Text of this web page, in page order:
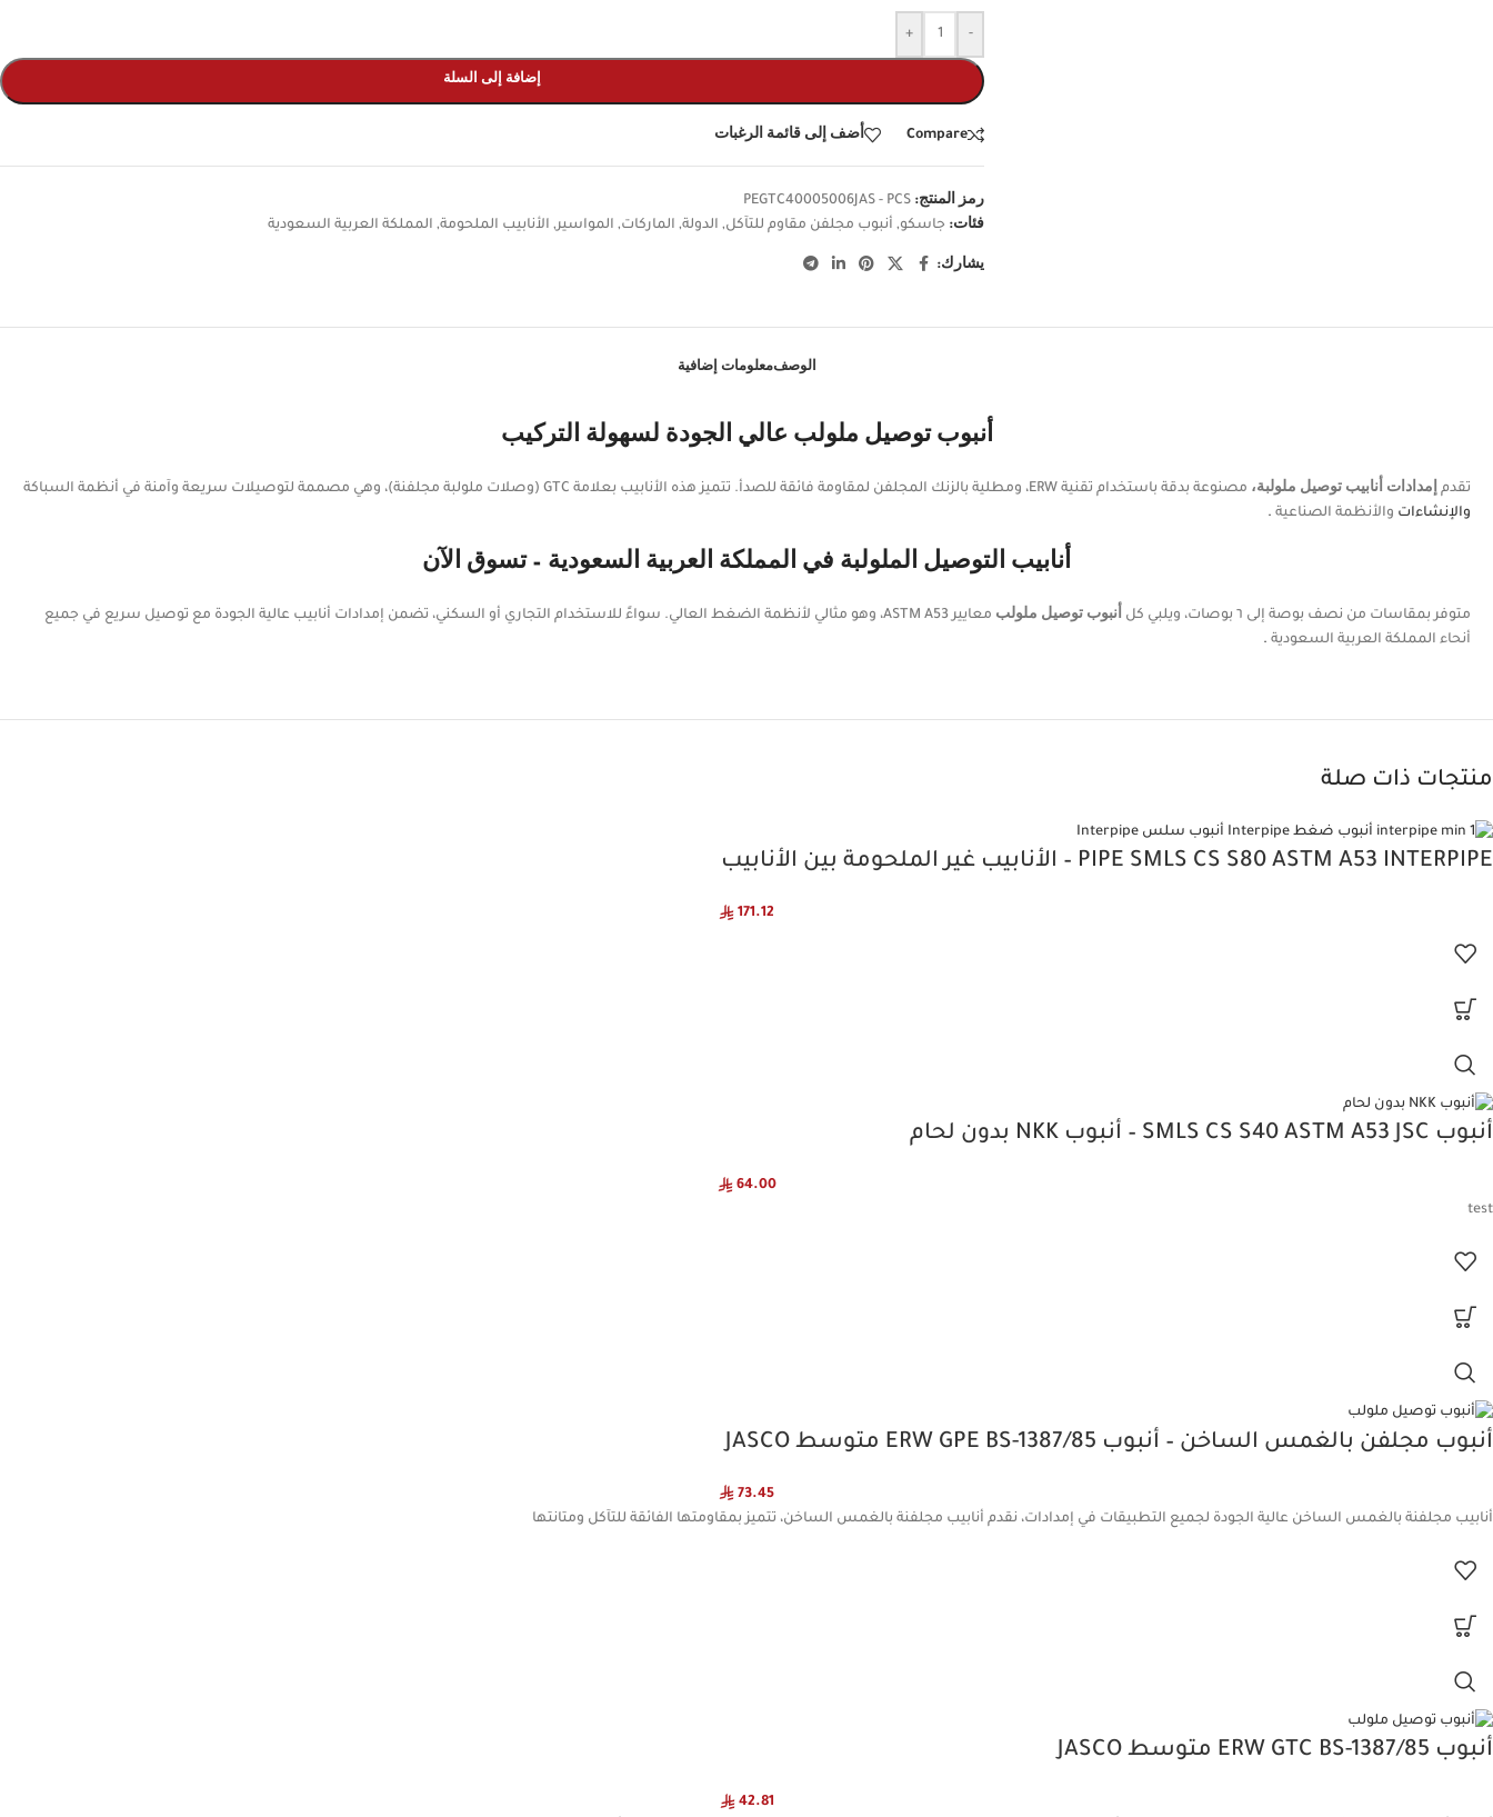
-
+
إضافة إلى السلة
Compare أضف إلى قائمة الرغبات
رمز المنتج: PEGTC40005006JAS - PCS
فئات: جاسكو, أنبوب مجلفن مقاوم للتآكل, الدولة, الماركات, المواسير, الأنابيب الملحومة, المملكة العربية السعودية
يشارك:
الوصفمعلومات إضافية
أنبوب توصيل ملولب عالي الجودة لسهولة التركيب
تقدم إمدادات أنابيب توصيل ملولبة، مصنوعة بدقة باستخدام تقنية ERW، ومطلية بالزنك المجلفن لمقاومة فائقة للصدأ. تتميز هذه الأنابيب بعلامة GTC (وصلات ملولبة مجلفنة)، وهي مصممة لتوصيلات سريعة وآمنة في أنظمة السباكة
والإنشاءات والأنظمة الصناعية .
أنابيب التوصيل الملولبة في المملكة العربية السعودية – تسوق الآن
متوفر بمقاسات من نصف بوصة إلى ٦ بوصات، ويلبي كل أنبوب توصيل ملولب
معايير ASTM A53، وهو مثالي لأنظمة الضغط العالي. سواءً للاستخدام التجاري أو السكني، تضمن إمدادات أنابيب عالية الجودة مع توصيل سريع في جميع
أنحاء المملكة العربية السعودية .
منتجات ذات صلة
PIPE SMLS CS S80 ASTM A53 INTERPIPE – الأنابيب غير الملحومة بين الأنابيب
171.12
أنبوب SMLS CS S40 ASTM A53 JSC – أنبوب NKK بدون لحام
64.00
test
أنبوب مجلفن بالغمس الساخن – أنبوب ERW GPE BS-1387/85 متوسط JASCO
73.45
أنابيب مجلفنة بالغمس الساخن عالية الجودة لجميع التطبيقات في إمدادات، نقدم أنابيب مجلفنة بالغمس الساخن، تتميز بمقاومتها الفائقة للتآكل ومتانتها
أنبوب ERW GTC BS-1387/85 متوسط JASCO
42.81